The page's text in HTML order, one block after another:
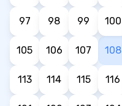
97 98 99 100
105 106 107 108
113 114 115 116